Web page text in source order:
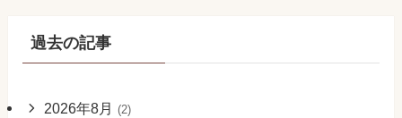
過去の記事
2026年8月 (2)